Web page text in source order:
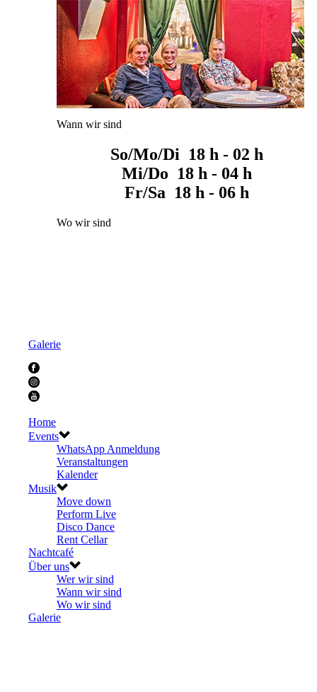
Wann wir sind
So/Mo/Di 18 h - 02 h
Mi/Do 18 h - 04 h
Fr/Sa 18 h - 06 h
Wo wir sind
Galerie
Home
Events
WhatsApp Anmeldung
Veranstaltungen
Kalender
Musik
Move down
Perform Live
Disco Dance
Rent Cellar
Nachtcafé
Über uns
Wer wir sind
Wann wir sind
Wo wir sind
Galerie